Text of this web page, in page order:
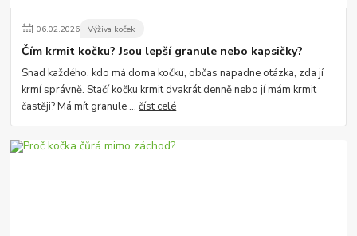
06.02.2026 Výživa koček
Čím krmit kočku? Jsou lepší granule nebo kapsičky?
Snad každého, kdo má doma kočku, občas napadne otázka, zda jí
krmí správně. Stačí kočku krmit dvakrát denně nebo jí mám krmit
častěji? Má mít granule ...číst celé